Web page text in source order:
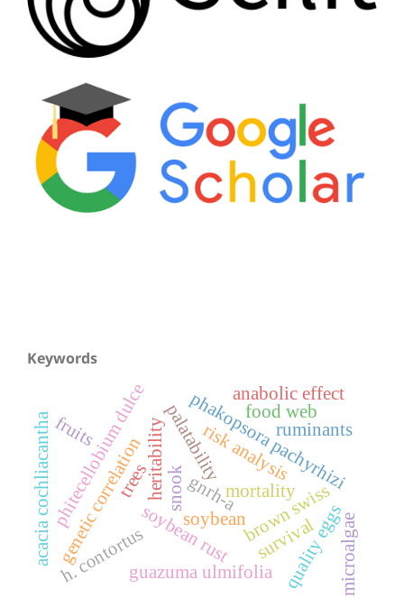
Keywords
phakopsora pachyrhizi
soybean
soybean rust
risk analysis
brown swiss
heritability
genetic correlation
h. contortusguazuma ulmifolia
phitecellobium dulce
acacia cochliacantha snookgnrh-a
quality eggs
palatability
fruits
trees
ruminants
food web
microalgae
mortality
anabolic effect
survival